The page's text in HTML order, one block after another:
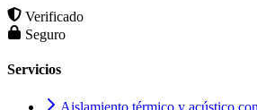
Verificado
Seguro
Servicios
Aislamiento térmico y acústico